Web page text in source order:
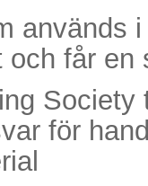
används
och får en
för